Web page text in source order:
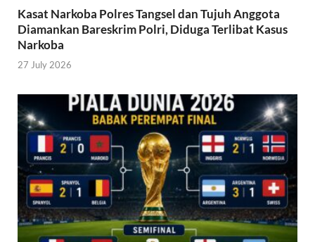
Kasat Narkoba Polres Tangsel dan Tujuh Anggota
Diamankan Bareskrim Polri, Diduga Terlibat Kasus
Narkoba
27 July 2026